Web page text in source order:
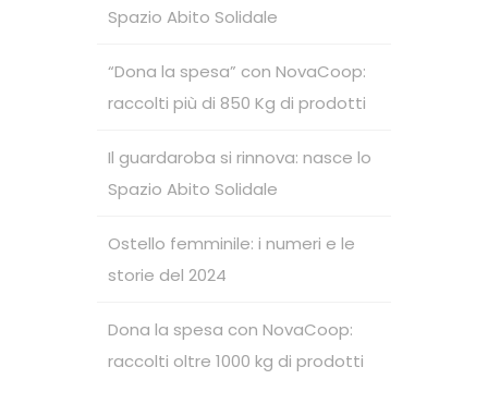
Spazio Abito Solidale
“Dona la spesa” con NovaCoop:
raccolti più di 850 Kg di prodotti
Il guardaroba si rinnova: nasce lo
Spazio Abito Solidale
Ostello femminile: i numeri e le
storie del 2024
Dona la spesa con NovaCoop:
raccolti oltre 1000 kg di prodotti